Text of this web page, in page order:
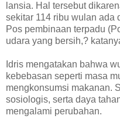
lansia. Hal tersebut
sekitar 114 ribu wulan ada
Pos pembinaan terpadu
udara yang bersih,?
Idris mengatakan bahwa
kebebasan seperti masa
mengkonsumsi makanan.
sosiologis, serta daya
mengalami perubahan.